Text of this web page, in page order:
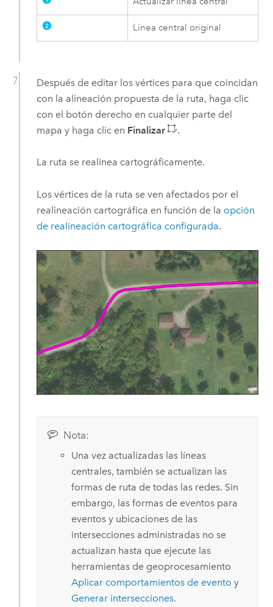
Línea central original
Después de editar los vértices para que coincidan
con la alineación propuesta de la ruta, haga clic
con el botón derecho en cualquier parte del
mapa y haga clic en Finalizar .
La ruta se realinea cartográficamente.
Los vértices de la ruta se ven afectados por el
realineación cartográfica en función de la opción
de realineación cartográfica configurada.
Nota:
Una vez actualizadas las líneas
centrales, también se actualizan las
formas de ruta de todas las redes. Sin
embargo, las formas de eventos para
eventos y ubicaciones de las
intersecciones administradas no se
actualizan hasta que ejecute las
herramientas de geoprocesamiento
Aplicar comportamientos de evento y
Generar intersecciones.